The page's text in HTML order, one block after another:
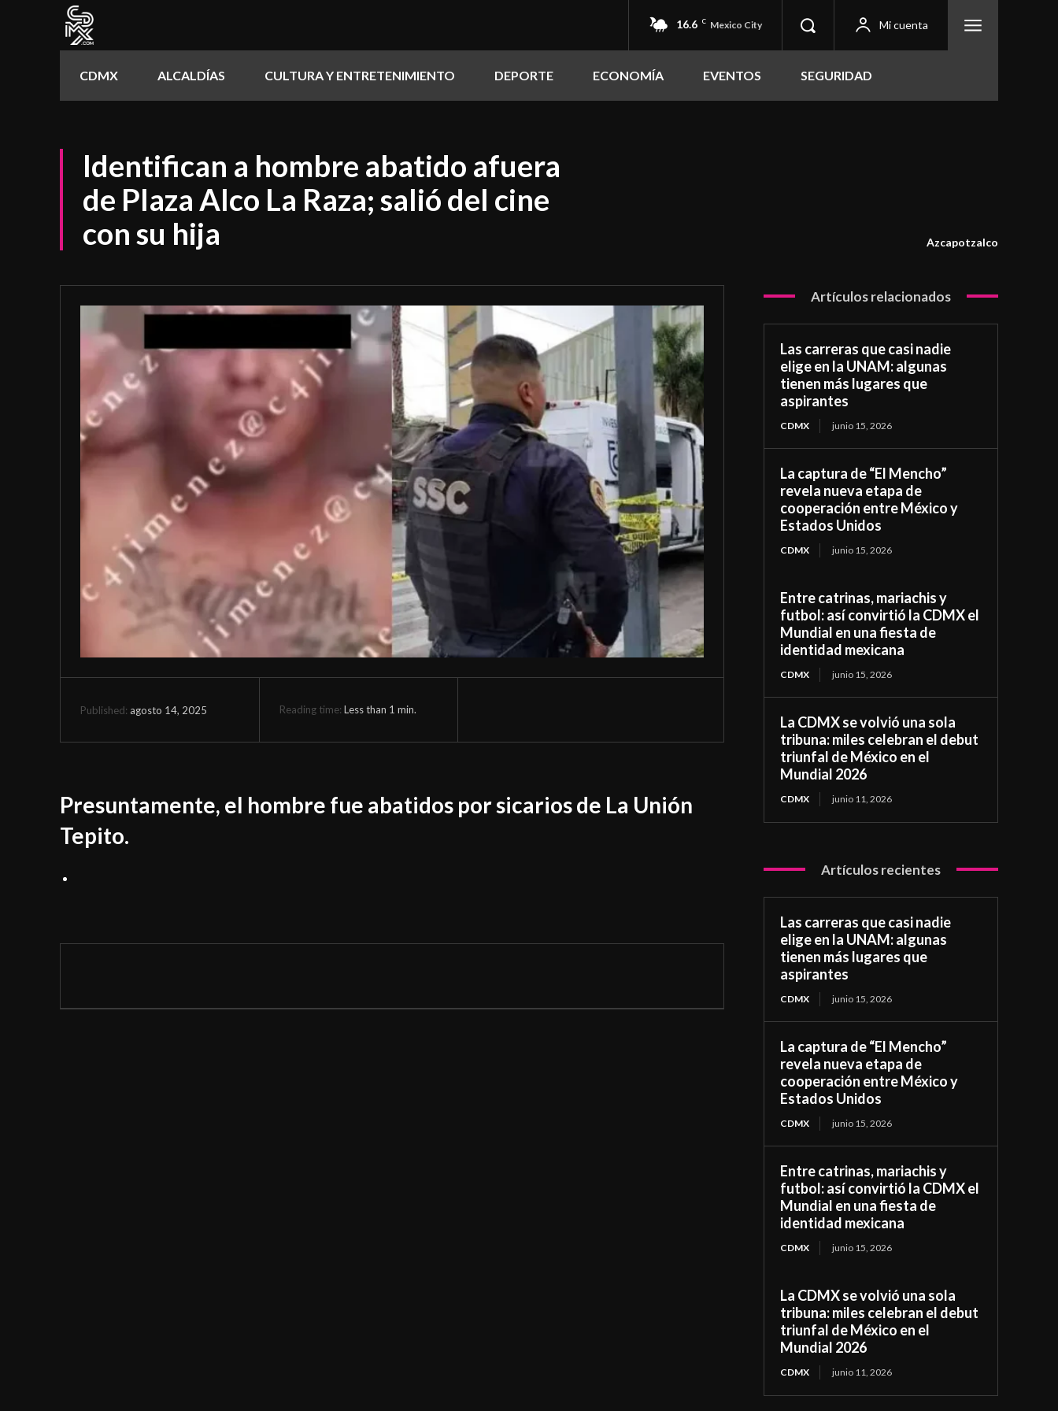
16.6 C Mexico City Mi cuenta
CDMX ALCALDÍAS CULTURA Y ENTRETENIMIENTO DEPORTE ECONOMÍA EVENTOS SEGURIDAD
Identifican a hombre abatido afuera
de Plaza Alco La Raza; salió del cine
con su hija
Azcapotzalco
Published: agosto 14, 2025 Reading time: Less than 1 min.
Presuntamente, el hombre fue abatidos por sicarios de La Unión
Tepito.
Artículos relacionados
Las carreras que casi nadie
elige en la UNAM: algunas
tienen más lugares que
aspirantes
CDMX junio 15, 2026
La captura de “El Mencho”
revela nueva etapa de
cooperación entre México y
Estados Unidos
CDMX junio 15, 2026
Entre catrinas, mariachis y
futbol: así convirtió la CDMX el
Mundial en una fiesta de
identidad mexicana
CDMX junio 15, 2026
La CDMX se volvió una sola
tribuna: miles celebran el debut
triunfal de México en el
Mundial 2026
CDMX junio 11, 2026
Artículos recientes
Las carreras que casi nadie
elige en la UNAM: algunas
tienen más lugares que
aspirantes
CDMX junio 15, 2026
La captura de “El Mencho”
revela nueva etapa de
cooperación entre México y
Estados Unidos
CDMX junio 15, 2026
Entre catrinas, mariachis y
futbol: así convirtió la CDMX el
Mundial en una fiesta de
identidad mexicana
CDMX junio 15, 2026
La CDMX se volvió una sola
tribuna: miles celebran el debut
triunfal de México en el
Mundial 2026
CDMX junio 11, 2026